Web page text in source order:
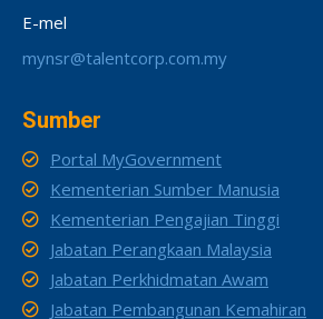
E-mel
mynsr@talentcorp.com.my
Sumber
Portal MyGovernment
Kementerian Sumber Manusia
Kementerian Pengajian Tinggi
Jabatan Perangkaan Malaysia
Jabatan Perkhidmatan Awam
Jabatan Pembangunan Kemahiran